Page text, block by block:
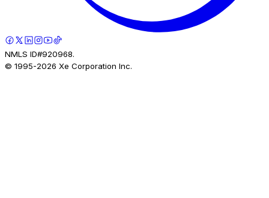
NMLS ID#920968.
© 1995-2026 Xe Corporation Inc.